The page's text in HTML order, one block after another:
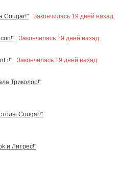
Cougar!"
Закончилась 19 дней назад
Закончилась 19 дней назад
Закончилась 19 дней назад
Триколор!"
Cougar!"
и Литрес!"